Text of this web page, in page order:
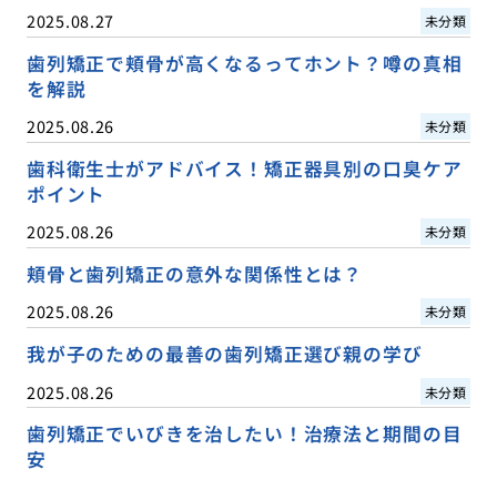
2025.08.27 未分類
歯列矯正で頬骨が高くなるってホント？噂の真相
を解説
2025.08.26 未分類
歯科衛生士がアドバイス！矯正器具別の口臭ケア
ポイント
2025.08.26 未分類
頬骨と歯列矯正の意外な関係性とは？
2025.08.26 未分類
我が子のための最善の歯列矯正選び親の学び
2025.08.26 未分類
歯列矯正でいびきを治したい！治療法と期間の目
安